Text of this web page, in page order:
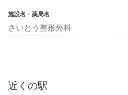
施設名・薬局名
さいとう整形外科
近くの駅